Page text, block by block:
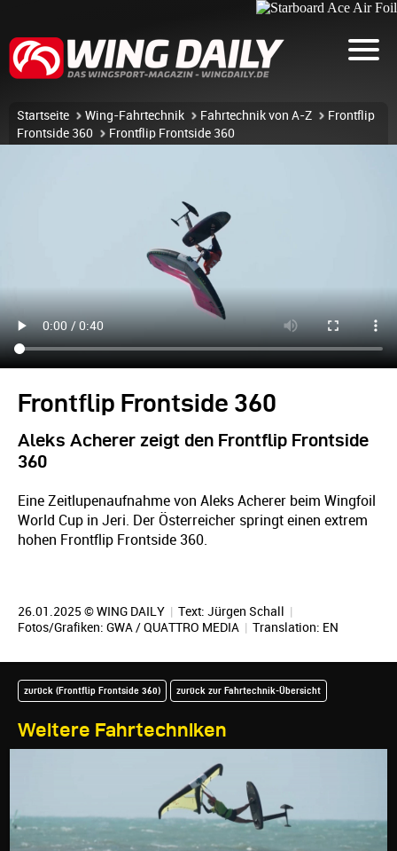
Startseite Wing-Fahrtechnik Fahrtechnik von A-Z
Frontflip
Frontside 360
Frontflip Frontside 360
Frontflip Frontside 360
Aleks Acherer zeigt den Frontflip Frontside
360
Eine Zeitlupenaufnahme von Aleks Acherer beim Wingfoil
World Cup in Jeri. Der Österreicher springt einen extrem
hohen Frontflip Frontside 360.
26.01.2025 © WING DAILY | Text: Jürgen Schall |
Fotos/Grafiken: GWA / QUATTRO MEDIA | Translation: EN
Weitere Fahrtechniken
zurück (Frontflip Frontside 360) zurück zur Fahrtechnik-Übersicht